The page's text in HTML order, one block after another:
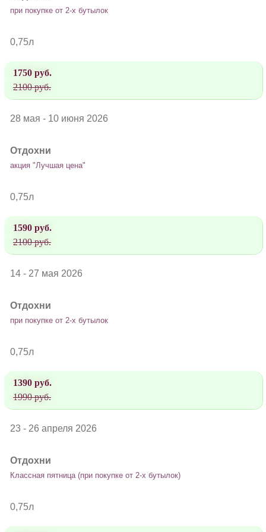
при покупке от 2-х бутылок
0,75л
1750 руб.
2100 руб.
28 мая - 10 июня 2026
Отдохни
акция "Лучшая цена"
0,75л
1590 руб.
2100 руб.
14 - 27 мая 2026
Отдохни
при покупке от 2-х бутылок
0,75л
1390 руб.
1990 руб.
23 - 26 апреля 2026
Отдохни
Классная пятница (при покупке от 2-х бутылок)
0,75л